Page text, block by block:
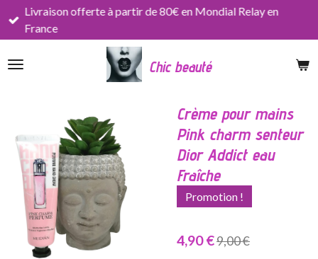
Passer
principal
Chic beauté
Livraison offerte à partir de 80€ en Mondial Relay en
France
Crème pour mains
Pink charm senteur
Dior Addict eau
Fraîche
Promotion !
4,90 €9,00 €